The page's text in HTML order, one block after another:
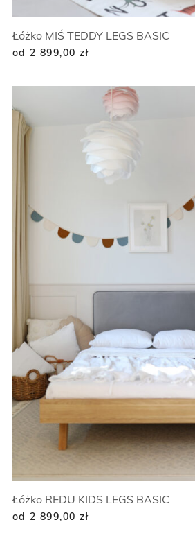
Łóżko MIŚ TEDDY LEGS BASIC
od 2 899,00 zł
Łóżko REDU KIDS LEGS BASIC
od 2 899,00 zł